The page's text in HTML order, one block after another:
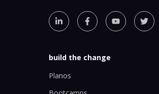
build the change
Planos